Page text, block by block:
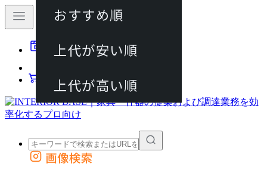
動画マニュアル
カート
外部サイトの商品をカートに追加
画像検索
おすすめ順
上代が安い順
上代が高い順